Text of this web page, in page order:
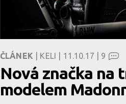
ČLÁNEK | KELI | 11.10.17 | 9
Nová značka na
modelem